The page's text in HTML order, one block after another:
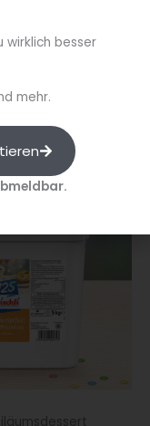
das Sortiment an
vermittelte
how zum richtigen
des
Küche.
wirklich besser
mehr.